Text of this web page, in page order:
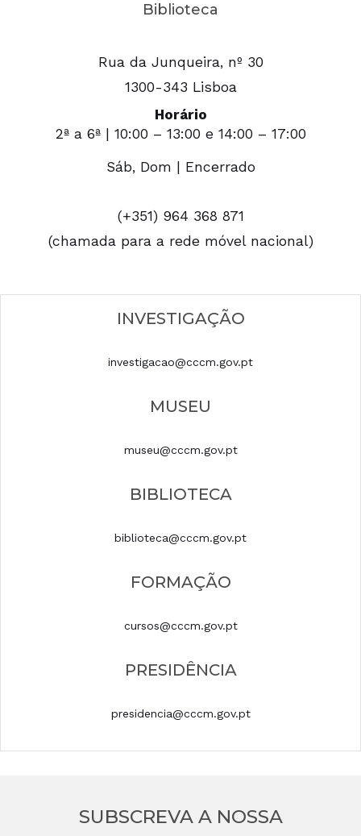
Biblioteca
Rua da Junqueira, nº 30
1300-343 Lisboa
Horário
2ª a 6ª | 10:00 – 13:00 e 14:00 – 17:00
Sáb, Dom | Encerrado
(+351) 964 368 871
(chamada para a rede móvel nacional)
INVESTIGAÇÃO
investigacao@cccm.gov.pt
MUSEU
museu@cccm.gov.pt
BIBLIOTECA
biblioteca@cccm.gov.pt
FORMAÇÃO
cursos@cccm.gov.pt
PRESIDÊNCIA
presidencia@cccm.gov.pt
SUBSCREVA A NOSSA